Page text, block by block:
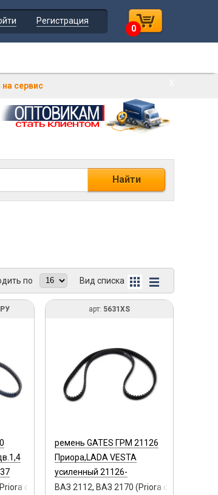
Регистрация
0
сервис
Найти
Вид списка
по
седан), LADA VESTA
арт: 5631XS
ремень GATES ГРМ 21126
Приора,LADA VESTA
усиленный 21126-
1006040XS 5631XS
ВАЗ 2112, ВАЗ 2170 (Priora седан), LADA